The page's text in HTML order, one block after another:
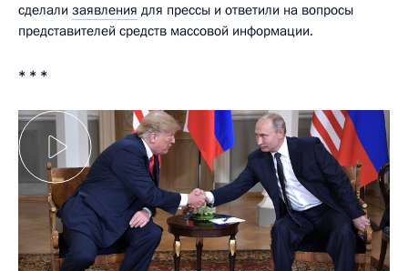
сделали заявления для прессы и ответили на вопросы
представителей средств массовой информации.
* * *